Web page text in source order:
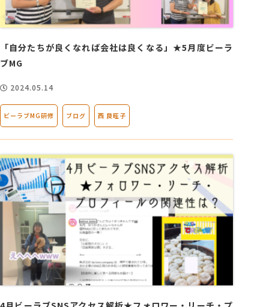
「自分たちが良くなれば会社は良くなる」★5月度ビーラ
ブMG
2024.05.14
ビーラブMG研修 ブログ 西 良旺子